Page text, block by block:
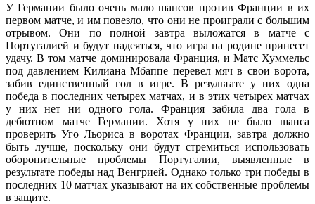
У Германии было очень мало шансов против Франции в их
первом матче, и им повезло, что они не проиграли с большим
отрывом. Они по полной завтра выложатся в матче с
Португалией и будут надеяться, что игра на родине принесет
удачу. В том матче доминировала Франция, и Матс Хуммельс
под давлением Килиана Мбаппе перевел мяч в свои ворота,
забив единственный гол в игре. В результате у них одна
победа в последних четырех матчах, и в этих четырех матчах
у них нет ни одного гола. Франция забила два гола в
дебютном матче Германии. Хотя у них не было шанса
проверить Уго Льориса в воротах Франции, завтра должно
быть лучше, поскольку они будут стремиться использовать
оборонительные проблемы Португалии, выявленные в
результате победы над Венгрией. Однако только три победы в
последних 10 матчах указывают на их собственные проблемы
в защите.